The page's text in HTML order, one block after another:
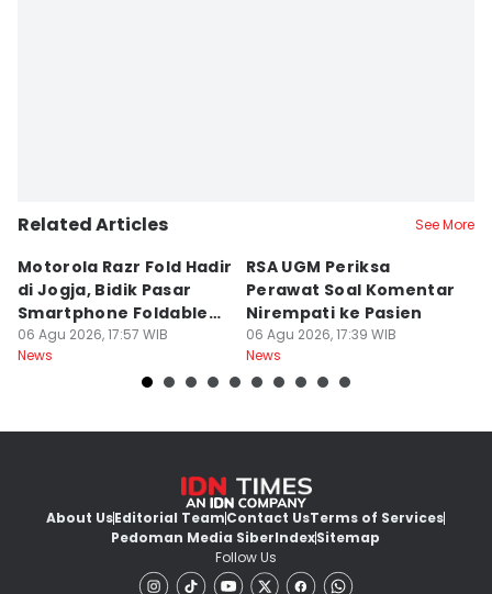
Related Articles See More
Motorola Razr Fold Hadir
di Jogja, Bidik Pasar
Smartphone Foldable
Premium
06 Agu 2026, 17:57 WIB
News
RSA UGM Periksa
Perawat Soal Komentar
Nirempati ke Pasien
06 Agu 2026, 17:39 WIB
News
About UsEditorial TeamContact UsTerms of Services
Pedoman Media SiberIndexSitemap
Follow Us